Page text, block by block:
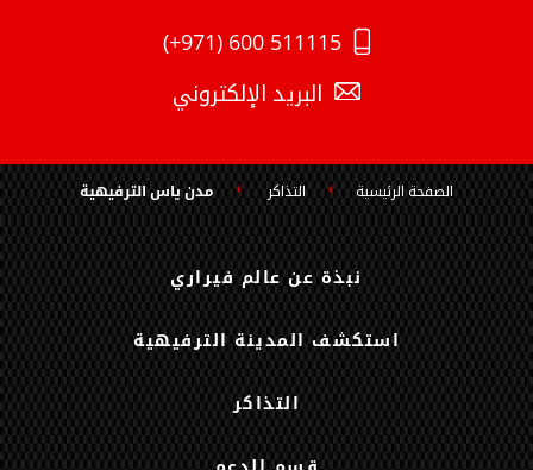
(+971) 600 511115
البريد الإلكتروني
الصفحة الرئيسية التذاكر مدن ياس الترفيهية
نبذة عن عالم فيراري
استكشف المدينة الترفيهية
التذاكر